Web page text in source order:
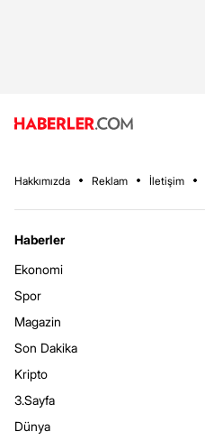
Hakkımızda Reklam İletişim
Haberler
Ekonomi
Spor
Magazin
Son Dakika
Kripto
3.Sayfa
Dünya